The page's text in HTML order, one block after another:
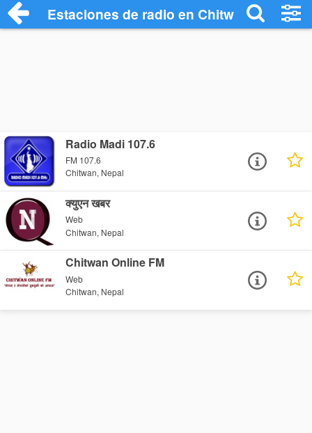
Estaciones de radio en Chitwan -
Radio Madi 107.6
FM 107.6
Chitwan, Nepal
क्युएन खबर
Web
Chitwan, Nepal
Chitwan Online FM
Web
Chitwan, Nepal